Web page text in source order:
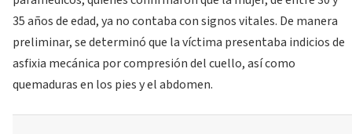
35 años de edad, ya no contaba con signos vitales. De manera
preliminar, se determinó que la víctima presentaba indicios de
asfixia mecánica por compresión del cuello, así como
quemaduras en los pies y el abdomen.